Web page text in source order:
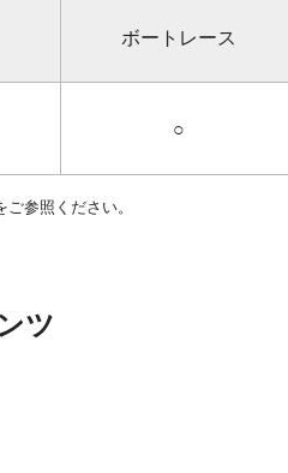
ボートレース
○
参照ください。
ツ